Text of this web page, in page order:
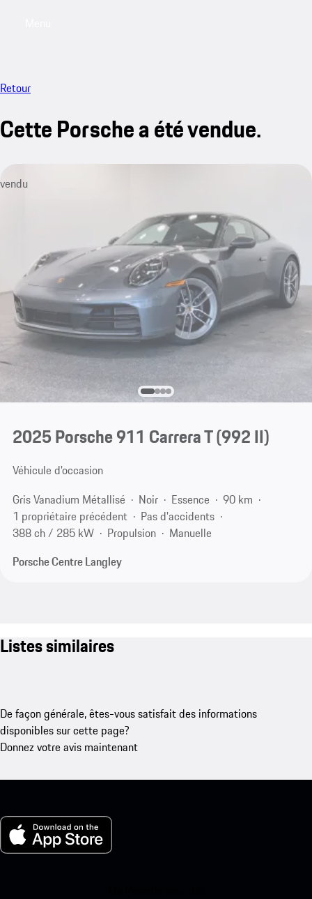
Retour
Cette Porsche a été vendue.
vendu
2025 Porsche 911 Carrera T(992 II)
Véhicule d'occasion
Gris Vanadium Métallisé
Noir Essence
90 km
1 propriétaire précédent
Pas d'accidents
388 ch / 285 kW
Propulsion
Manuelle
Porsche Centre Langley
Listes similaires
De façon générale, êtes-vous satisfait des informations
disponibles sur cette page?
Donnez votre avis maintenant